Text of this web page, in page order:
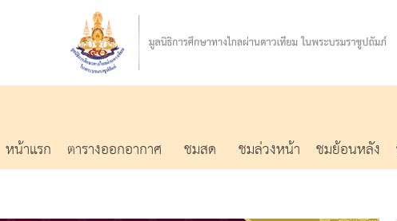
หน้าแรก ตารางออกอากาศ ชมสด ชมล่วงหน้า ชมย้อนหลัง